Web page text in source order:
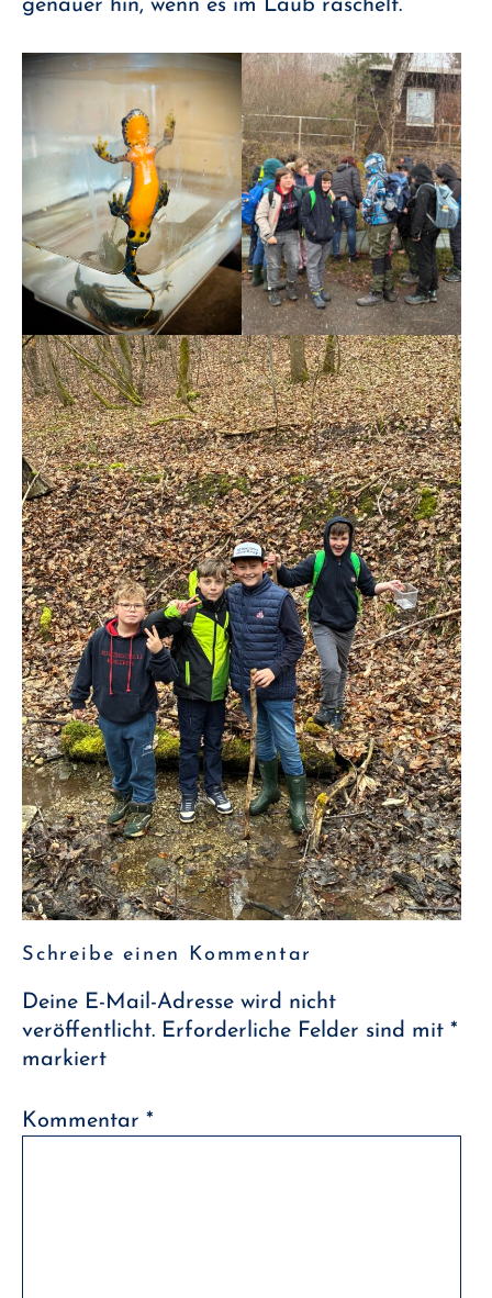
genauer hin, wenn es im Laub raschelt.
Schreibe einen Kommentar
Deine E-Mail-Adresse wird nicht
veröffentlicht. Erforderliche Felder sind mit *
markiert
Kommentar *